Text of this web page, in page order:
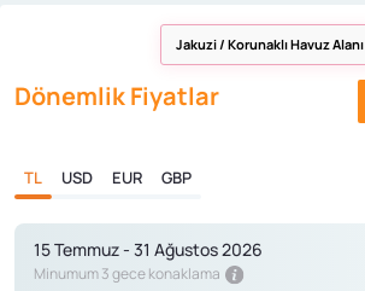
Jakuzi / Korunaklı Havuz Alanı
Dönemlik Fiyatlar
TL USD EUR GBP
15 Temmuz - 31 Ağustos 2026
Minumum 3 gece konaklama